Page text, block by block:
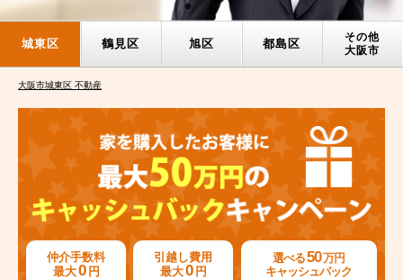
城東区 鶴見区 旭区 都島区
その他
大阪市
大阪市城東区 不動産
仲介手数料
最大0 円
引越し費用
最大0 円
選べる50万円
キャッシュバック